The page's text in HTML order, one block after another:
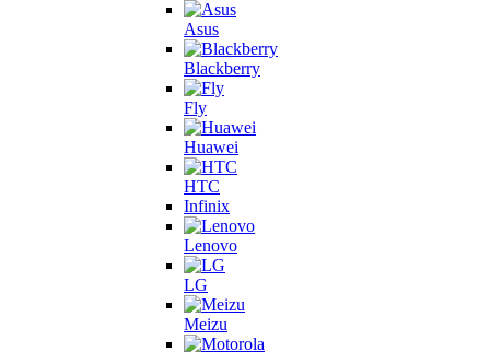
Asus
Blackberry
Fly
Huawei
HTC
Infinix
Lenovo
LG
Meizu